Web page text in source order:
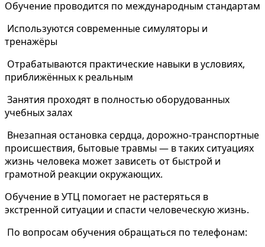
Обучение проводится по международным стандартам
Используются современные симуляторы и
тренажёры
Отрабатываются практические навыки в условиях,
приближённых к реальным
Занятия проходят в полностью оборудованных
учебных залах
Внезапная остановка сердца, дорожно-транспортные
происшествия, бытовые травмы — в таких ситуациях
жизнь человека может зависеть от быстрой и
грамотной реакции окружающих.
Обучение в УТЦ помогает не растеряться в
экстренной ситуации и спасти человеческую жизнь.
По вопросам обучения обращаться по телефонам: